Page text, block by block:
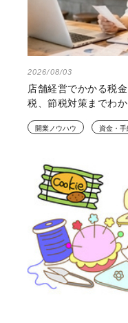
2026/08/03
店舗経営でかかる税
税、節税対策までわ
開業ノウハウ 資金・手